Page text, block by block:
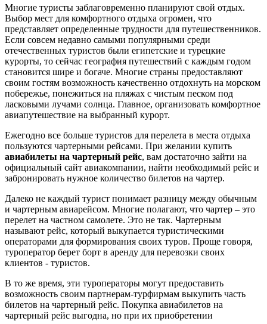
Многие туристы заблаговременно планируют свой отдых.
Выбор мест для комфортного отдыха огромен, что
представляет определенные трудности для путешественников.
Если совсем недавно самыми популярными среди
отечественных туристов были египетские и турецкие
курорты, то сейчас география путешествий с каждым годом
становится шире и богаче. Многие страны предоставляют
своим гостям возможность качественно отдохнуть на морском
побережье, понежиться на пляжах с чистым песком под
ласковыми лучами солнца. Главное, организовать комфортное
авиапутешествие на выбранный курорт.
Ежегодно все больше туристов для перелета в места отдыха
пользуются чартерными рейсами. При желании купить
авиабилеты на чартерный рейс, вам достаточно зайти на
официальный сайт авиакомпании, найти необходимый рейс и
забронировать нужное количество билетов на чартер.
Далеко не каждый турист понимает разницу между обычным
и чартерным авиарейсом. Многие полагают, что чартер – это
перелет на частном самолете. Это не так. Чартерным
называют рейс, который выкупается туристическими
операторами для формирования своих туров. Проще говоря,
туроператор берет борт в аренду для перевозки своих
клиентов - туристов.
В то же время, эти туроператоры могут предоставить
возможность своим партнерам-турфирмам выкупить часть
билетов на чартерный рейс. Покупка авиабилетов на
чартерный рейс выгодна, но при их приобретении